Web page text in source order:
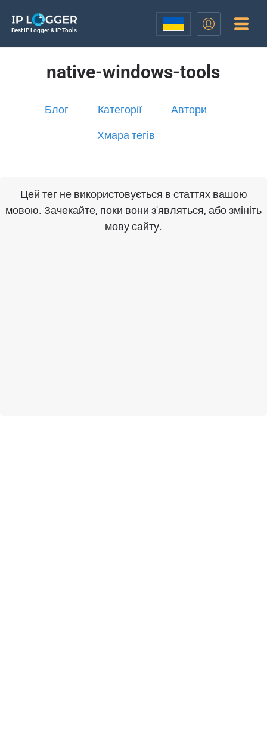
Best IP Logger & IP Tools
native-windows-tools
Блог Категорії Автори
Хмара тегів